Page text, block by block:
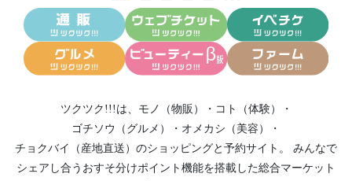
ツクツク!!!は、 モノ（物販） ・ コト（体験）
・
ゴチソウ（グルメ）
・ オメカシ（美容）
・
チョクバイ（産地直送） のショッピングと予約サイト。
みんなで
シェアし合う おすそ分けポイント機能を搭載した総合マーケット